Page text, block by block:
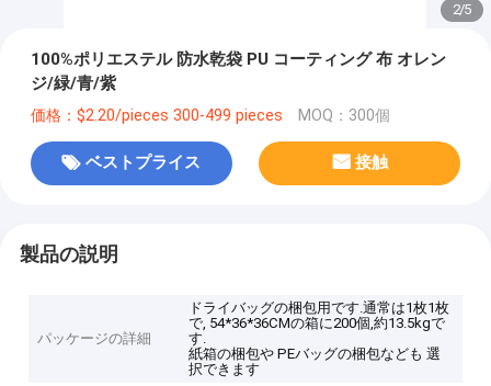
2/5
100%ポリエステル 防水乾袋 PU コーティング 布 オレン
ジ/緑/青/紫
価格：$2.20/pieces 300-499 pieces MOQ：300個
ベストプライス 接触
製品の説明
パッケージの詳細
ドライバッグの梱包用です.通常は1枚1枚
で, 54*36*36CMの箱に200個,約13.5kgで
す.
紙箱の梱包や PEバッグの梱包なども 選
択できます